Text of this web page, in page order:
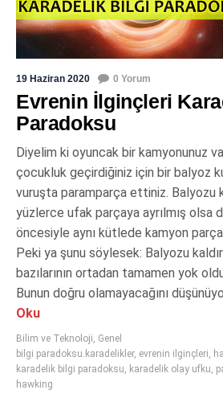
19 Haziran 2020 0 Yorum
Evrenin İlginçleri
Paradoksu
Diyelim ki oyuncak bir kamyonunuz
çocukluk geçirdiğiniz için bir balyoz
vuruşta paramparça ettiniz. Balyozu
yüzlerce ufak parçaya ayrılmış olsa
öncesiyle aynı kütlede kamyon
Peki ya şunu söylesek: Balyozu
bazılarının ortadan tamamen yok
Bunun doğru olamayacağını
Oku
Bilim ve Teknoloji, Genel
bilgi paradoksu.karadelikler, evrenin ilginçleri,
karadelik bilgi paradoksu, karadelik olay ufku,
hawking